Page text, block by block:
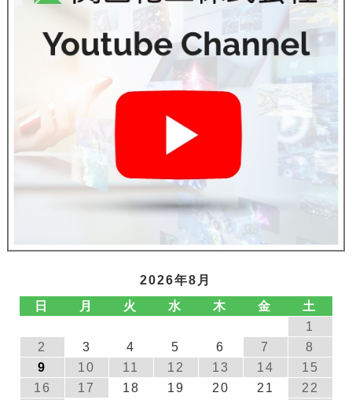
2026年8月
日
月 火 水 木 金
土
1
2
3 4 5 6 7
8
9
10 11 12 13 14
15
16
17 18 19 20 21
22